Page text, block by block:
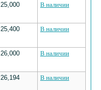
25,000 В наличии
25,400 В наличии
26,000 В наличии
26,194 В наличии